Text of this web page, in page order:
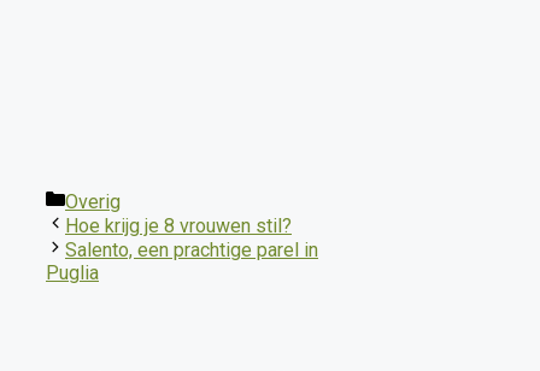
Categorieën
Overig
Hoe krijg je 8 vrouwen stil?
Salento, een prachtige parel in
Puglia